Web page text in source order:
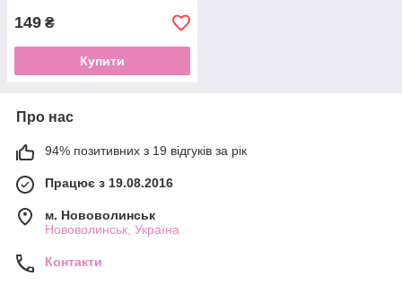
149 ₴
Купити
Про нас
94% позитивних з 19 відгуків за рік
Працює з 19.08.2016
м. Нововолинськ
Нововолинськ, Україна
Контакти